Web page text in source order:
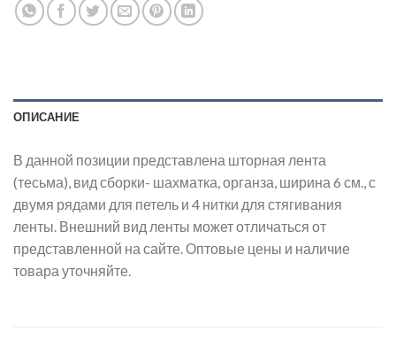
ОПИСАНИЕ
В данной позиции представлена шторная лента
(тесьма), вид сборки- шахматка, органза, ширина 6 см., с
двумя рядами для петель и 4 нитки для стягивания
ленты. Внешний вид ленты может отличаться от
представленной на сайте. Оптовые цены и наличие
товара уточняйте.